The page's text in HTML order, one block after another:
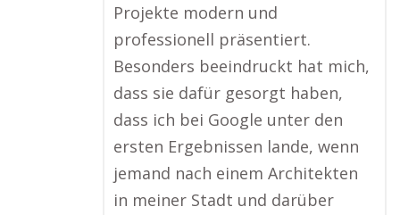
Projekte modern und
professionell präsentiert.
Besonders beeindruckt hat mich,
dass sie dafür gesorgt haben,
dass ich bei Google unter den
ersten Ergebnissen lande, wenn
jemand nach einem Architekten
in meiner Stadt und darüber